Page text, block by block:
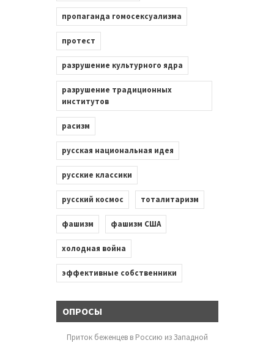
пропаганда гомосексуализма
протест
разрушение культурного ядра
разрушение традиционных
институтов
расизм
русская национальная идея
русские классики
русский космос тоталитаризм
фашизм фашизм США
холодная война
эффективные собственники
ОПРОСЫ
Приток беженцев в Россию из Западной